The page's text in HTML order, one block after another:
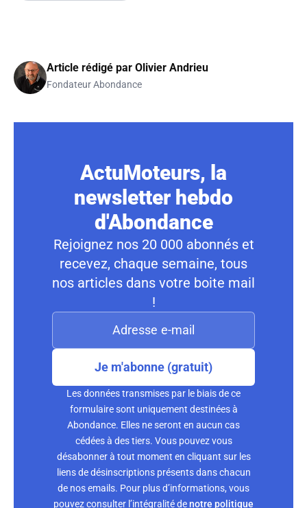
Article rédigé par Olivier Andrieu
Fondateur Abondance
ActuMoteurs, la
newsletter hebdo
d'Abondance
Rejoignez nos 20 000 abonnés et
recevez, chaque semaine, tous
nos articles dans votre boite mail
!
Je m'abonne (gratuit)
Les données transmises par le biais de ce
formulaire sont uniquement destinées à
Abondance. Elles ne seront en aucun cas
cédées à des tiers. Vous pouvez vous
désabonner à tout moment en cliquant sur les
liens de désinscriptions présents dans chacun
de nos emails. Pour plus d’informations, vous
pouvez consulter l’intégralité denotre politique